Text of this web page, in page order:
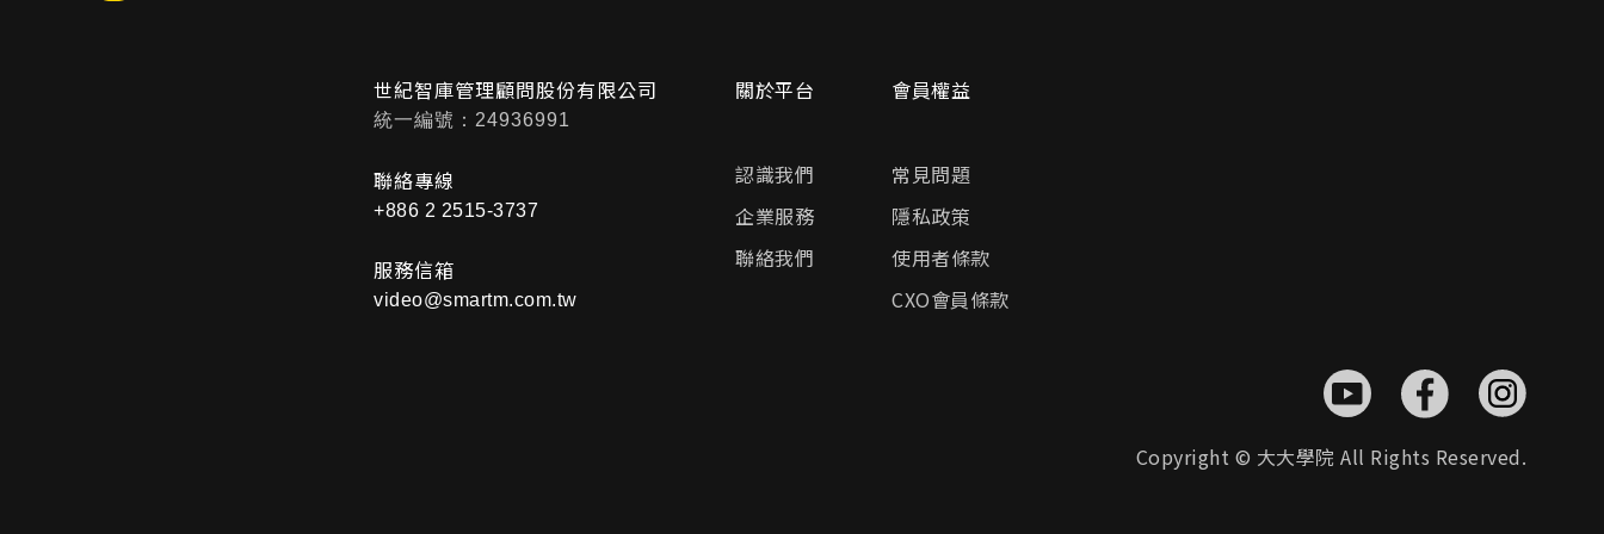
世紀智庫管理顧問股份有限公司
統一編號：24936991
聯絡專線
+886 2 2515-3737
服務信箱
video@smartm.com.tw
關於平台
認識我們
企業服務
聯絡我們
會員權益
常見問題
隱私政策
使用者條款
CXO會員條款
Copyright © 大大學院 All Rights Reserved.